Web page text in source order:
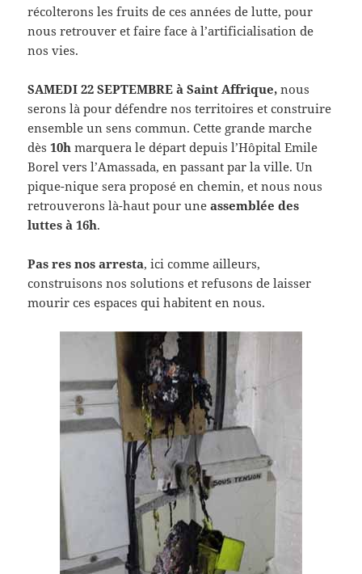
récolterons les fruits de ces années de lutte, pour
nous retrouver et faire face à l’artificialisation de
nos vies.
SAMEDI 22 SEPTEMBRE à Saint Affrique, nous
serons là pour défendre nos territoires et construire
ensemble un sens commun. Cette grande marche
dès10hmarquera le départ depuis l’Hôpital Emile
Borel vers l’Amassada, en passant par la ville. Un
pique-nique sera proposé en chemin, et nous nous
retrouverons là-haut pour uneassemblée des
luttes à 16h.
Pas res nos arresta, ici comme ailleurs,
construisons nos solutions et refusons de laisser
mourir ces espaces qui habitent en nous.